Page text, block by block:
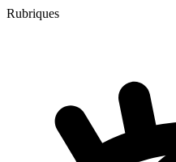
Rubriques